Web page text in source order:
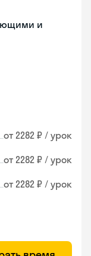
и
от 2282 ₽ / урок
от 2282 ₽ / урок
от 2282 ₽ / урок